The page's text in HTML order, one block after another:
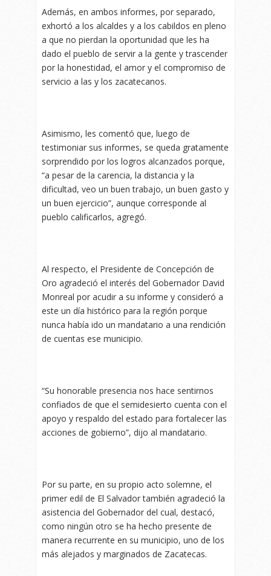
Además, en ambos informes, por separado,
exhortó a los alcaldes y a los cabildos en pleno
a que no pierdan la oportunidad que les ha
dado el pueblo de servir a la gente y trascender
por la honestidad, el amor y el compromiso de
servicio a las y los zacatecanos.
Asimismo, les comentó que, luego de
testimoniar sus informes, se queda gratamente
sorprendido por los logros alcanzados porque,
“a pesar de la carencia, la distancia y la
dificultad, veo un buen trabajo, un buen gasto y
un buen ejercicio”, aunque corresponde al
pueblo calificarlos, agregó.
Al respecto, el Presidente de Concepción de
Oro agradeció el interés del Gobernador David
Monreal por acudir a su informe y consideró a
este un día histórico para la región porque
nunca había ido un mandatario a una rendición
de cuentas ese municipio.
“Su honorable presencia nos hace sentirnos
confiados de que el semidesierto cuenta con el
apoyo y respaldo del estado para fortalecer las
acciones de gobierno”, dijo al mandatario.
Por su parte, en su propio acto solemne, el
primer edil de El Salvador también agradeció la
asistencia del Gobernador del cual, destacó,
como ningún otro se ha hecho presente de
manera recurrente en su municipio, uno de los
más alejados y marginados de Zacatecas.